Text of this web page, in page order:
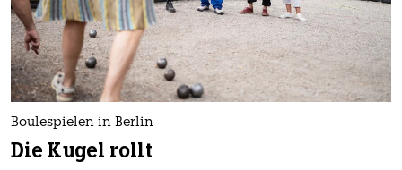
Boulespielen in Berlin
Die Kugel rollt